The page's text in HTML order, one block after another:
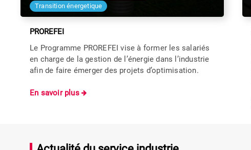
Transition énergetique
PROREFEI
Le Programme PROREFEI vise à former les salariés
en charge de la gestion de l’énergie dans l’industrie
afin de faire émerger des projets d’optimisation.
En savoir plus